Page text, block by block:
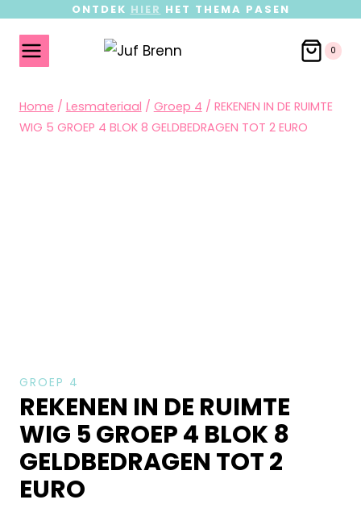
ONTDEK HIER HET THEMA PASEN
0
Home / Lesmateriaal / Groep 4 / REKENEN IN DE RUIMTE
WIG 5 GROEP 4 BLOK 8 GELDBEDRAGEN TOT 2 EURO
GROEP 4
REKENEN IN DE RUIMTE
WIG 5 GROEP 4 BLOK 8
GELDBEDRAGEN TOT 2
EURO